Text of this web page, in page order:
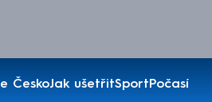
ČeskoJak ušetřitSportPočasí